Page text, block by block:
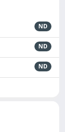
ND
ND
ND